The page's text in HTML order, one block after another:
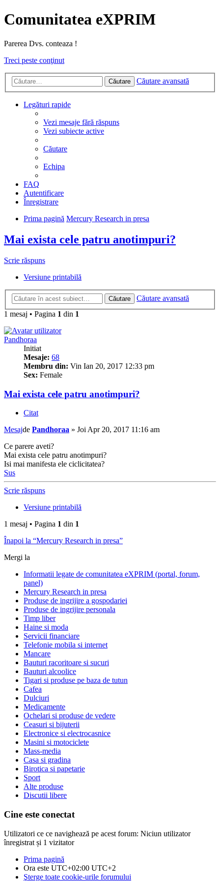
Comunitatea eXPRIM
Parerea Dvs. conteaza !
Treci peste conţinut
Căutare Căutare avansată
Legături rapide
Vezi mesaje fără răspuns
Vezi subiecte active
Căutare
Echipa
FAQ
Autentificare
Înregistrare
Prima pagină Mercury Research in presa
Mai exista cele patru anotimpuri?
Scrie răspuns
Versiune printabilă
Căutare
Căutare avansată
1 mesaj • Pagina 1 din 1
Pandhoraa
Initiat
Mesaje: 68
Membru din: Vin Ian 20, 2017 12:33 pm
Sex: Female
Mai exista cele patru anotimpuri?
Citat
Mesajde Pandhoraa » Joi Apr 20, 2017 11:16 am
Ce parere aveti?
Mai exista cele patru anotimpuri?
Isi mai manifesta ele ciclicitatea?
Sus
Scrie răspuns
Versiune printabilă
1 mesaj • Pagina 1 din 1
Înapoi la “Mercury Research in presa”
Mergi la
Informatii legate de comunitatea eXPRIM (portal, forum,
panel)
Mercury Research in presa
Produse de ingrijire a gospodariei
Produse de ingrijire personala
Timp liber
Haine si moda
Servicii financiare
Telefonie mobila si internet
Mancare
Bauturi racoritoare si sucuri
Bauturi alcoolice
Tigari si produse pe baza de tutun
Cafea
Dulciuri
Medicamente
Ochelari si produse de vedere
Ceasuri si bijuterii
Electronice si electrocasnice
Masini si motociclete
Mass-media
Casa si gradina
Birotica si papetarie
Sport
Alte produse
Discutii libere
Cine este conectat
Utilizatori ce ce navighează pe acest forum: Niciun utilizator
înregistrat și 1 vizitator
Prima pagină
Ora este UTC+02:00 UTC+2
Şterge toate cookie-urile forumului